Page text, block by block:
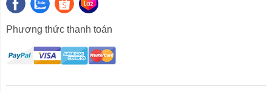
- Công nghệ làm lạnh trực tiếp
nhanh, đồng đều, bảo quản thực phẩm tươi ngon lâu
hơn.
mẽ, làm lạnh sâu, nhanh và đảm bảo thiết bị hoạt động
Phương thức thanh toán